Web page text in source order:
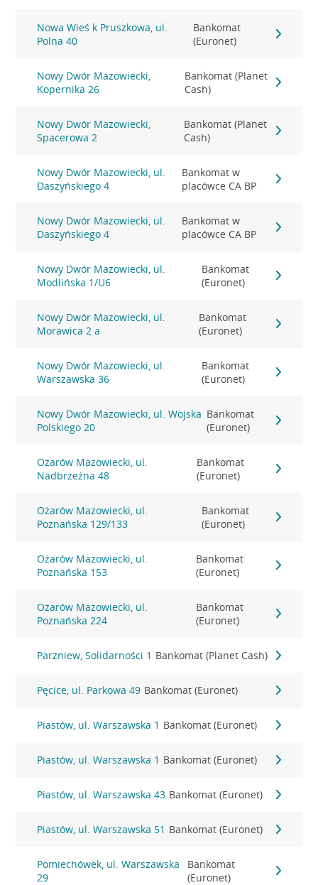
Nowa Wieś k Pruszkowa, ul.
Polna 40
Bankomat
(Euronet)
Nowy Dwór Mazowiecki,
Kopernika 26
Bankomat (Planet
Cash)
Nowy Dwór Mazowiecki,
Spacerowa 2
Bankomat (Planet
Cash)
Nowy Dwór Mazowiecki, ul.
Daszyńskiego 4
Bankomat w
placówce CA BP
Nowy Dwór Mazowiecki, ul.
Daszyńskiego 4
Bankomat w
placówce CA BP
Nowy Dwór Mazowiecki, ul.
Modlińska 1/U6
Bankomat
(Euronet)
Nowy Dwór Mazowiecki, ul.
Morawica 2 a
Bankomat
(Euronet)
Nowy Dwór Mazowiecki, ul.
Warszawska 36
Bankomat
(Euronet)
Nowy Dwór Mazowiecki, ul. Wojska
Polskiego 20
Bankomat
(Euronet)
Ożarów Mazowiecki, ul.
Nadbrzeżna 48
Bankomat
(Euronet)
Ożarów Mazowiecki, ul.
Poznańska 129/133
Bankomat
(Euronet)
Ożarów Mazowiecki, ul.
Poznańska 153
Bankomat
(Euronet)
Ożarów Mazowiecki, ul.
Poznańska 224
Bankomat
(Euronet)
Parzniew, Solidarności 1 Bankomat (Planet Cash)
Pęcice, ul. Parkowa 49 Bankomat (Euronet)
Piastów, ul. Warszawska 1 Bankomat (Euronet)
Piastów, ul. Warszawska 1 Bankomat (Euronet)
Piastów, ul. Warszawska 43 Bankomat (Euronet)
Piastów, ul. Warszawska 51 Bankomat (Euronet)
Pomiechówek, ul. Warszawska
29
Bankomat
(Euronet)